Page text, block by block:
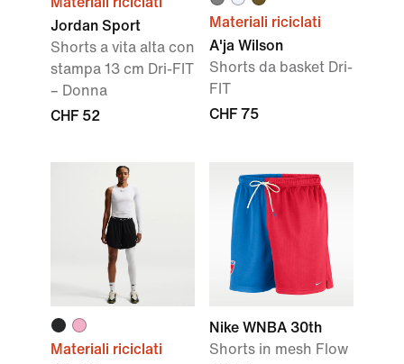
Jordan Sport
Shorts a vita alta con
stampa 13 cm Dri-FIT
– Donna
CHF 52
Materiali riciclati
A'ja Wilson
Shorts da basket Dri-
FIT
CHF 75
Materiali riciclati
Nike WNBA 30th
Shorts in mesh Flow